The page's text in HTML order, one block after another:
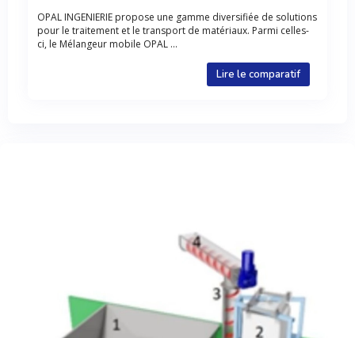
OPAL INGENIERIE propose une gamme diversifiée de solutions
pour le traitement et le transport de matériaux. Parmi celles-
ci, le Mélangeur mobile OPAL ...
Lire le comparatif